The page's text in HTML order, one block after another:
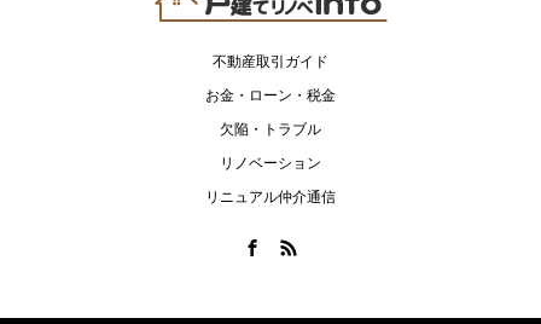
不動産取引ガイド
お金・ローン・税金
欠陥・トラブル
リノベーション
リニュアル仲介通信